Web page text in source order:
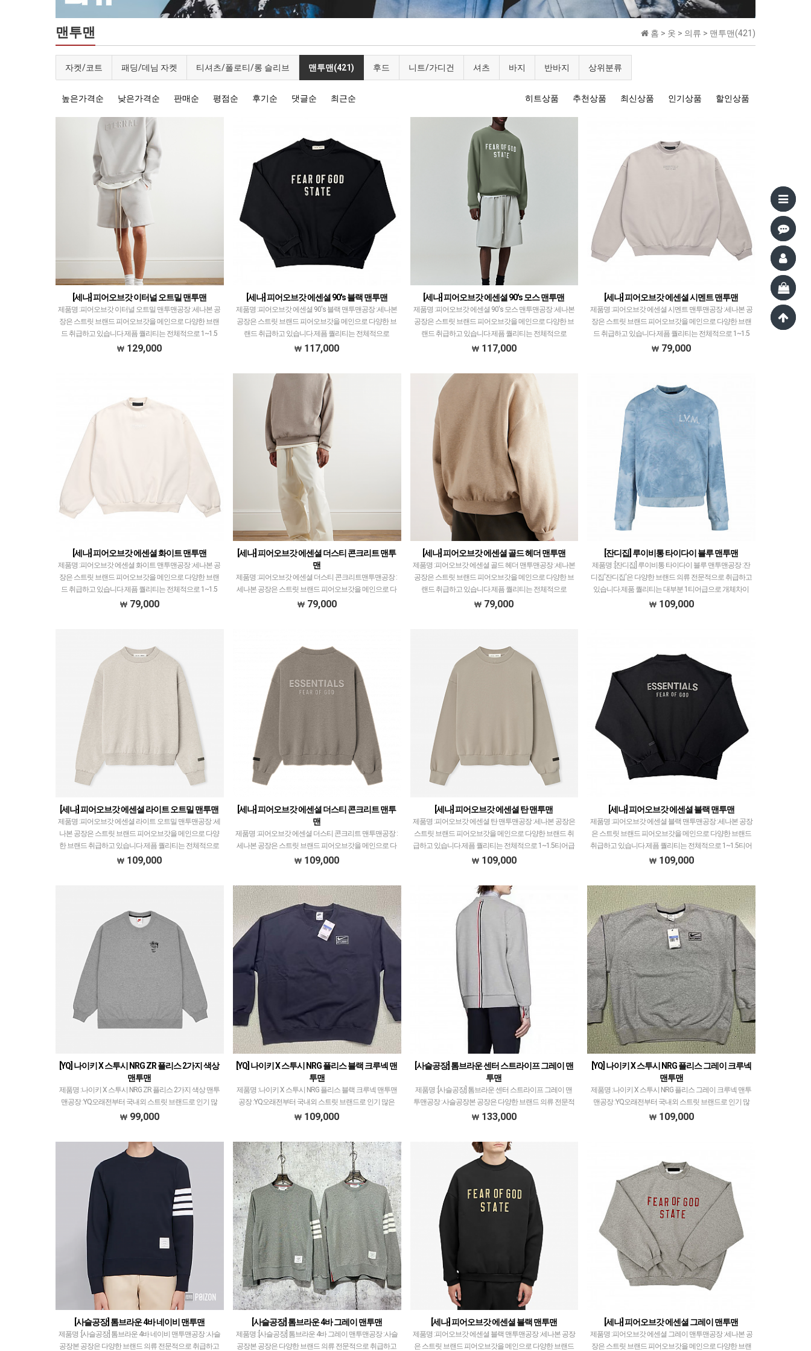
홈 > 옷 > 의류 > 맨투맨(421)
맨투맨
자켓/코트 패딩/데님 자켓 티셔츠/폴로티/롱 슬리브 맨투맨(421) 후드 니트/가디건 셔츠 바지 반바지 상위분류
높은가격순 낮은가격순 판매순 평점순 후기순 댓글순 최근순 히트상품 추천상품 최신상품 인기상품 할인상품
[세나] 피어오브갓 이터널 오트밀 맨투맨
제품명 :피어오브갓 이터널 오트밀 맨투맨공장 :세나본 공
장은 스트릿 브랜드 피어오브갓을 메인으로 다양한 브랜
드 취급하고 있습니다.제픔 퀄리티는 전체적으로 1~1.5
티어급으로 개체차이 최소화, zp와 따른 실루엣, 색…
129,000
[세나] 피어오브갓 에센셜 90's 블랙 맨투맨
제품명 :피어오브갓 에센셜 90's 블랙 맨투맨공장 :세나본
공장은 스트릿 브랜드 피어오브갓을 메인으로 다양한 브
랜드 취급하고 있습니다.제픔 퀄리티는 전체적으로
1~1.5티어급으로 개체차이 최소화, zp와 따른 실루…
117,000
[세나] 피어오브갓 에센셜 90's 모스 맨투맨
제품명 :피어오브갓 에센셜 90's 모스 맨투맨공장 :세나본
공장은 스트릿 브랜드 피어오브갓을 메인으로 다양한 브
랜드 취급하고 있습니다.제픔 퀄리티는 전체적으로
1~1.5티어급으로 개체차이 최소화, zp와 따른 실루…
117,000
[세나] 피어오브갓 에센셜 시멘트 맨투맨
제품명 :피어오브갓 에센셜 시멘트 맨투맨공장 :세나본 공
장은 스트릿 브랜드 피어오브갓을 메인으로 다양한 브랜
드 취급하고 있습니다.제픔 퀄리티는 전체적으로 1~1.5
티어급으로 개체차이 최소화, zp와 따른 실루엣, 색…
79,000
[세나] 피어오브갓 에센셜 화이트 맨투맨
제품명 :피어오브갓 에센셜 화이트 맨투맨공장 :세나본 공
장은 스트릿 브랜드 피어오브갓을 메인으로 다양한 브랜
드 취급하고 있습니다.제픔 퀄리티는 전체적으로 1~1.5
티어급으로 개체차이 최소화, zp와 따른 실루엣, 색…
79,000
[세나] 피어오브갓 에센셜 더스티 콘크리트 맨투
맨
제품명 :피어오브갓 에센셜 더스티 콘크리트맨투맨공장 :
세나본 공장은 스트릿 브랜드 피어오브갓을 메인으로 다
양한 브랜드 취급하고 있습니다.제픔 퀄리티는 전체적으
79,000
[세나] 피어오브갓 에센셜 골드 헤더 맨투맨
제품명 :피어오브갓 에센셜 골드 헤더 맨투맨공장 :세나본
공장은 스트릿 브랜드 피어오브갓을 메인으로 다양한 브
랜드 취급하고 있습니다.제픔 퀄리티는 전체적으로
1~1.5티어급으로 개체차이 최소화, zp와 따른 실루엣,…
79,000
[잔디집] 루이비통 타이다이 블루 맨투맨
제품명 :[잔디집] 루이비통 타이다이 블루 맨투맨공장 :잔
디집'잔디집'은 다양한 브랜드 의류 전문적으로 취급하고
있습니다.제품 퀄리티는 대부분 1티어급으로 개체차이
최소화와 함께 사이즈 오차범위 거의 초과하지 않았고…
109,000
[세나] 피어오브갓 에센셜 라이트 오트밀 맨투맨
제품명 :피어오브갓 에센셜 라이트 오트밀 맨투맨공장 :세
나본 공장은 스트릿 브랜드 피어오브갓을 메인으로 다양
한 브랜드 취급하고 있습니다.제픔 퀄리티는 전체적으로
1~1.5티어급으로 개체차이 최소화, zp와 따른 실루…
109,000
[세나] 피어오브갓 에센셜 더스티 콘크리트 맨투
맨
제품명 :피어오브갓 에센셜 더스티 콘크리트 맨투맨공장 :
세나본 공장은 스트릿 브랜드 피어오브갓을 메인으로 다
양한 브랜드 취급하고 있습니다.제픔 퀄리티는 전체적으
109,000
[세나] 피어오브갓 에센셜 탄 맨투맨
제품명 :피어오브갓 에센셜 탄 맨투맨공장 :세나본 공장은
스트릿 브랜드 피어오브갓을 메인으로 다양한 브랜드 취
급하고 있습니다.제픔 퀄리티는 전체적으로 1~1.5티어급
으로 개체차이 최소화, zp와 따른 실루엣, 색감 …
109,000
[세나] 피어오브갓 에센셜 블랙 맨투맨
제품명 :피어오브갓 에센셜 블랙 맨투맨공장 :세나본 공장
은 스트릿 브랜드 피어오브갓을 메인으로 다양한 브랜드
취급하고 있습니다.제픔 퀄리티는 전체적으로 1~1.5티어
급으로 개체차이 최소화, zp와 따른 실루엣, 색감…
109,000
[YQ] 나이키 X 스투시 NRG ZR 플리스 2가지 색상
맨투맨
제품명 :나이키 X 스투시 NRG ZR 플리스 2가지 색상 맨투
맨공장 :YQ오래전부터 국내외 스트릿 브랜드로 인기 많
은 곳입니다.취급 모델 많이 없지만 그만큼 퀄리티 좋게
99,000
[YQ] 나이키 X 스투시 NRG 플리스 블랙 크루넥 맨
투맨
제품명 :나이키 X 스투시 NRG 플리스 블랙 크루넥 맨투맨
공장 :YQ오래전부터 국내외 스트릿 브랜드로 인기 많은
곳입니다.취급 모델 많이 없지만 그만큼 퀄리티 좋게 출고
109,000
[사슬공장] 톰브라운 센터 스트라이프 그레이 맨
투맨
제품명 :[사슬공장] 톰브라운 센터 스트라이프 그레이 맨
투맨공장 :사슬공장본 공장은 다양한 브랜드 의류 전문적
으로 취급하고 있습니다.제품 퀄리티는 1티어~2티어급
133,000
[YQ] 나이키 X 스투시 NRG 플리스 그레이 크루넥
맨투맨
제품명 :나이키 X 스투시 NRG 플리스 그레이 크루넥 맨투
맨공장 :YQ오래전부터 국내외 스트릿 브랜드로 인기 많
은 곳입니다.취급 모델 많이 없지만 그만큼 퀄리티 좋게
109,000
[사슬공장] 톰브라운 4바 네이비 맨투맨
제품명 :[사슬공장] 톰브라운 4바 네이비 맨투맨공장 :사슬
공장본 공장은 다양한 브랜드 의류 전문적으로 취급하고
[사슬공장] 톰브라운 4바 그레이 맨투맨
제품명 :[사슬공장] 톰브라운 4바 그레이 맨투맨공장 :사슬
공장본 공장은 다양한 브랜드 의류 전문적으로 취급하고
[세나] 피어오브갓 에센셜 블랙 맨투맨
제품명 :피어오브갓 에센셜 블랙 맨투맨공장 :세나본 공장
은 스트릿 브랜드 피어오브갓을 메인으로 다양한 브랜드
[세나] 피어오브갓 에센셜 그레이 맨투맨
제품명 :피어오브갓 에센셜 그레이 맨투맨공장 :세나본 공
장은 스트릿 브랜드 피어오브갓을 메인으로 다양한 브랜